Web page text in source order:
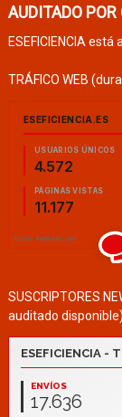
AUDITADO POR
ESEFICIENCIA
TRÁFICO WEB
SUSCRIPTORES
auditado